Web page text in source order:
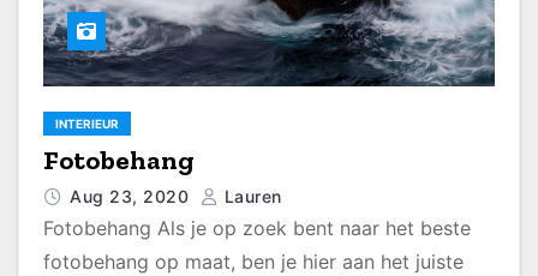
INTERIEUR
Fotobehang
Aug 23, 2020 Lauren
Fotobehang Als je op zoek bent naar het beste
fotobehang op maat, ben je hier aan het juiste